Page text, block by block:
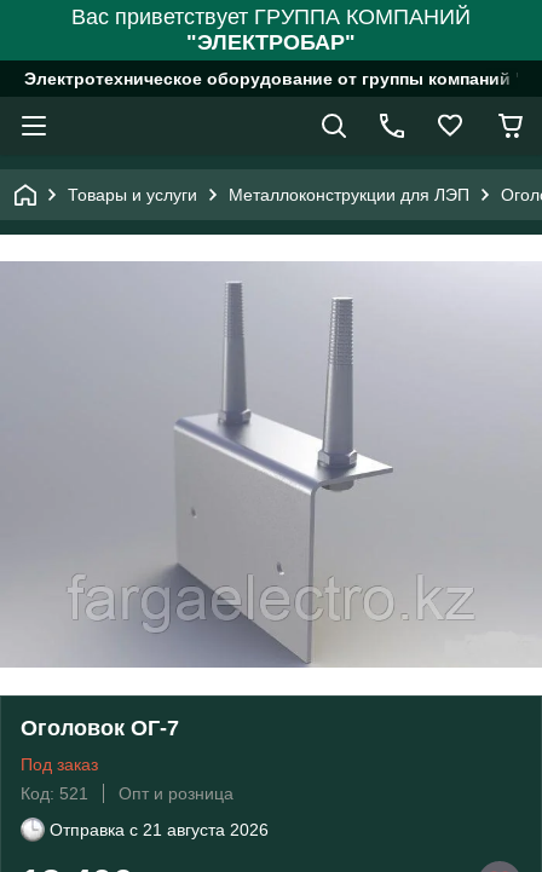
Вас приветствует ГРУППА КОМПАНИЙ
"ЭЛЕКТРОБАР"
Электротехническое оборудование от группы компаний
Товары и услуги Металлоконструкции для ЛЭП
Оголовок ОГ-7
Под заказ
Код: 521
Опт и розница
Отправка с 21 августа 2026